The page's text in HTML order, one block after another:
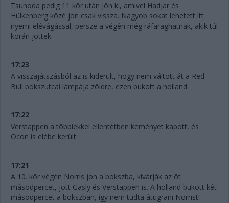
Tsunoda pedig 11 kör után jön ki, amivel Hadjar és
Hülkenberg közé jön csak vissza. Nagyob sokat lehetett itt
nyerni elévágással, persze a végén még ráfaraghatnak, akik túl
korán jöttek.
17:23
A visszajátszásból az is kiderült, hogy nem váltott át a Red
Bull bokszutcai lámpája zöldre, ezen bukott a holland.
17:22
Verstappen a többiekkel ellentétben keményet kapott, és
Ocon is elébe került.
17:21
A 10. kör végén Norris jön a bokszba, kivárják az öt
másodpercet, jött Gasly és Verstappen is. A holland bukott két
másodpercet a bokszban, így nem tudta átugrani Norrist!